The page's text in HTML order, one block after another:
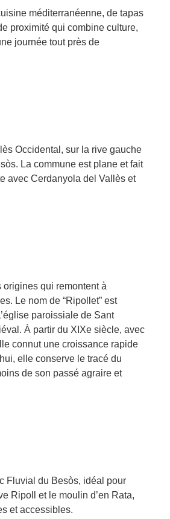
méditerranéenne, de tapas
proximité qui combine culture,
journée tout près de
Occidental, sur la rive gauche
La commune est plane et fait
avec Cerdanyola del Vallès et
qui remontent à
Le nom de “Ripollet” est
paroissiale de Sant
À partir du XIXe siècle, avec
connut une croissance rapide
elle conserve le tracé du
de son passé agraire et
Fluvial du Besòs, idéal pour
Ripoll et le moulin d’en Rata,
et accessibles.